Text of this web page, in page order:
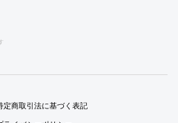
定商取引法に基づく表記